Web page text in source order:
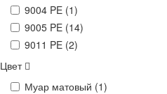
9004 PE (1)
9005 PE (14)
9011 PE (2)
Цвет
Муар матовый (1)